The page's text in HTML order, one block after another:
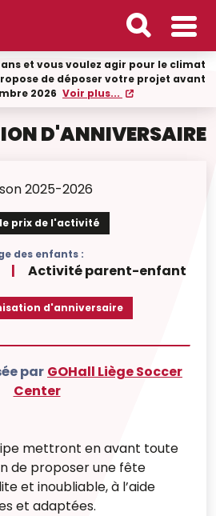
ans et vous voulez agir pour le climat
de déposer votre projet avant
2026 Voir plus...
D'ANNIVERSAIRE
2025-2026
prix de l'activité
des enfants :
| Activité parent-enfant
d'anniversaire
par GOHall Liège Soccer
Center
mettront en avant toute
de proposer une fête
et inoubliable, à l’aide
et adaptées.